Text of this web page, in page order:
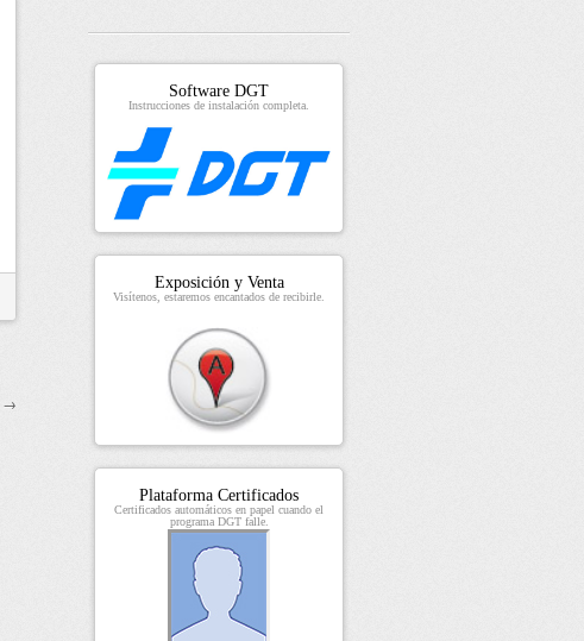
→
Software DGT
Instrucciones de instalación completa.
Exposición y Venta
Visítenos, estaremos encantados de recibirle.
Plataforma Certificados
Certificados automáticos en papel cuando el
programa DGT falle.